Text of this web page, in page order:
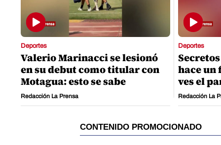
Deportes
Valerio Marinacci se lesionó
en su debut como titular con
Motagua: esto se sabe
Redacción La Prensa
Deportes
hace
ves el
Redacción La